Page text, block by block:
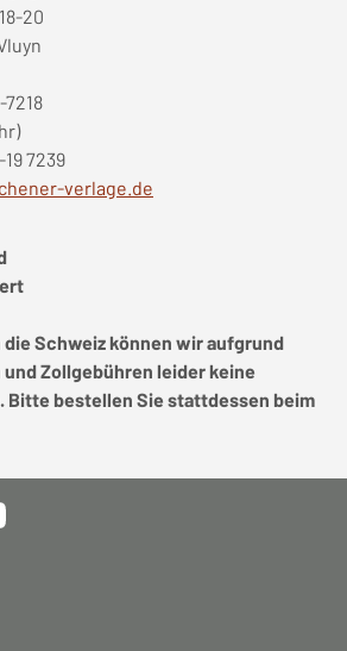
20
7239
verlage.de
Schweiz können wir aufgrund
Zollgebühren leider keine
Bitte bestellen Sie stattdessen beim